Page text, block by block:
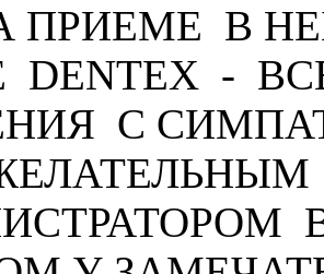
ПРИЕМЕ В
DENTEX -
С